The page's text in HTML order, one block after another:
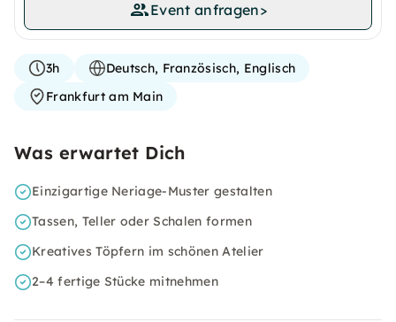
Event anfragen>
3h
Deutsch, Französisch, Englisch
Frankfurt am Main
Was erwartet Dich
Einzigartige Neriage-Muster gestalten
Tassen, Teller oder Schalen formen
Kreatives Töpfern im schönen Atelier
2–4 fertige Stücke mitnehmen